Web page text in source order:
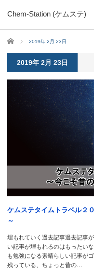
Chem-Station (ケムステ)
ホーム 2019年 2月 23日
2019年 2月 23日
ケムステタイムトラベル２
～
埋もれていく過去記事過去記事
い記事が埋もれるのはもったい
も勉強になる素晴らしい記事が
残っている、ちょっと昔の…